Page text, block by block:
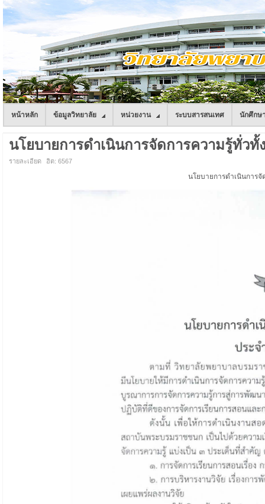
หน้าหลัก ข้อมูลวิทยาลัย หน่วยงาน ระบบสารสนเทศ นักศึกษ
นโยบายการดำเนินการจัดการความรู้ทั่วทั้
รายละเอียด ฮิต: 6567
นโยบายการดำเนินการ